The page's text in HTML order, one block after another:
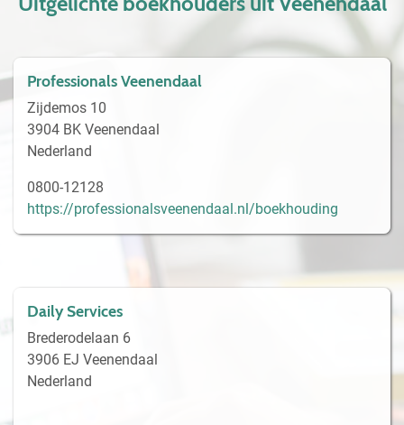
Professionals Veenendaal
Zijdemos 10
3904 BK Veenendaal
Nederland
0800-12128
https://professionalsveenendaal.nl/boekhouding
Daily Services
Brederodelaan 6
3906 EJ Veenendaal
Nederland